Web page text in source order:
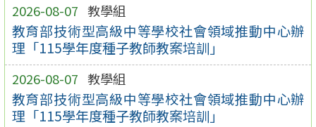
2026-08-07 教學組
教育部技術型高級中等學校社會領域推動中心辦
理「115學年度種子教師教案培訓」
2026-08-07 教學組
教育部技術型高級中等學校社會領域推動中心辦
理「115學年度種子教師教案培訓」